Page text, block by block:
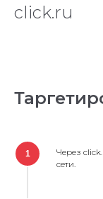
click.ru
1
Через
сети.